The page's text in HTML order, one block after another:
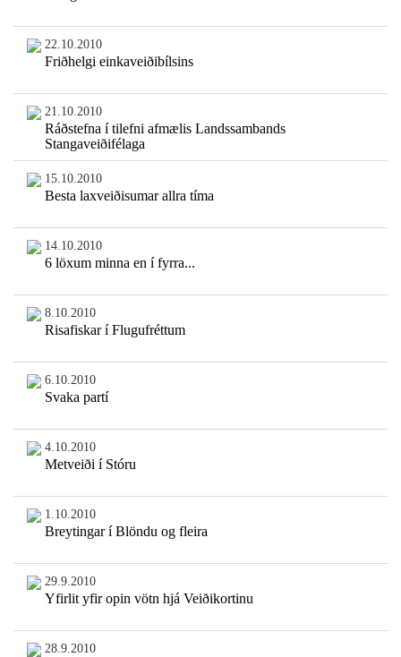
22.10.2010
Friðhelgi einkaveiðibílsins
21.10.2010
Ráðstefna í tilefni afmælis Landssambands
Stangaveiðifélaga
15.10.2010
Besta laxveiðisumar allra tíma
14.10.2010
6 löxum minna en í fyrra...
8.10.2010
Risafiskar í Flugufréttum
6.10.2010
Svaka partí
4.10.2010
Metveiði í Stóru
1.10.2010
Breytingar í Blöndu og fleira
29.9.2010
Yfirlit yfir opin vötn hjá Veiðikortinu
28.9.2010